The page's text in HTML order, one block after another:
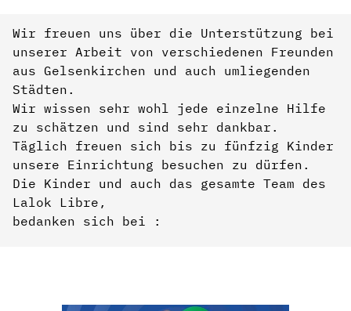
Wir freuen uns über die Unterstützung bei
unserer Arbeit von verschiedenen Freunden
aus Gelsenkirchen und auch umliegenden
Städten.
Wir wissen sehr wohl jede einzelne Hilfe
zu schätzen und sind sehr dankbar.
Täglich freuen sich bis zu fünfzig Kinder
unsere Einrichtung besuchen zu dürfen.
Die Kinder und auch das gesamte Team des
Lalok Libre,
bedanken sich bei :